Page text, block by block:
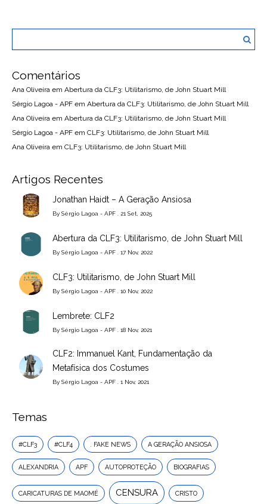
Comentários
Ana Oliveira em Abertura da CLF3: Utilitarismo, de John Stuart Mill
Sérgio Lagoa - APF em Abertura da CLF3: Utilitarismo, de John Stuart Mill
Ana Oliveira em Abertura da CLF3: Utilitarismo, de John Stuart Mill
Sérgio Lagoa - APF em CLF3: Utilitarismo, de John Stuart Mill
Ana Oliveira em CLF3: Utilitarismo, de John Stuart Mill
Artigos Recentes
Jonathan Haidt – A Geração Ansiosa
By Sérgio Lagoa - APF . 21 Set, 2025
Abertura da CLF3: Utilitarismo, de John Stuart Mill
By Sérgio Lagoa - APF . 17 Nov, 2022
CLF3: Utilitarismo, de John Stuart Mill
By Sérgio Lagoa - APF . 10 Nov, 2022
Lembrete: CLF2
By Sérgio Lagoa - APF . 18 Nov, 2021
CLF2: Immanuel Kant, Fundamentação da
Metafísica dos Costumes
By Sérgio Lagoa - APF . 1 Nov, 2021
Temas
#CLF3 #CLF4 . FAKE NEWS A GERAÇÃO ANSIOSA
ALEXANDRIA APF AUTOPROTEÇÃO BIOGRAFIAS
CARICATURAS DE MAOMÉ CENSURA CRISTO